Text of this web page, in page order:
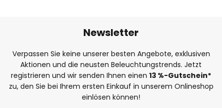
Newsletter
Verpassen Sie keine unserer besten Angebote, exklusiven
Aktionen und die neusten Beleuchtungstrends. Jetzt
registrieren und wir senden Ihnen einen 13 %-Gutschein*
zu, den Sie bei Ihrem ersten Einkauf in unserem Onlineshop
einlösen können!